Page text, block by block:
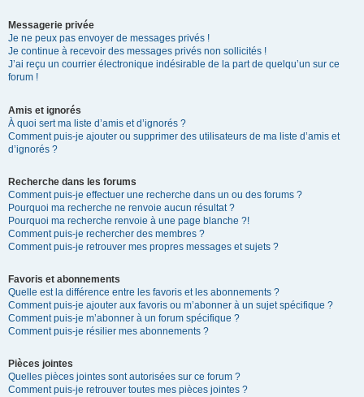
Messagerie privée
Je ne peux pas envoyer de messages privés !
Je continue à recevoir des messages privés non sollicités !
J’ai reçu un courrier électronique indésirable de la part de quelqu’un sur ce
forum !
Amis et ignorés
À quoi sert ma liste d’amis et d’ignorés ?
Comment puis-je ajouter ou supprimer des utilisateurs de ma liste d’amis et
d’ignorés ?
Recherche dans les forums
Comment puis-je effectuer une recherche dans un ou des forums ?
Pourquoi ma recherche ne renvoie aucun résultat ?
Pourquoi ma recherche renvoie à une page blanche ?!
Comment puis-je rechercher des membres ?
Comment puis-je retrouver mes propres messages et sujets ?
Favoris et abonnements
Quelle est la différence entre les favoris et les abonnements ?
Comment puis-je ajouter aux favoris ou m’abonner à un sujet spécifique ?
Comment puis-je m’abonner à un forum spécifique ?
Comment puis-je résilier mes abonnements ?
Pièces jointes
Quelles pièces jointes sont autorisées sur ce forum ?
Comment puis-je retrouver toutes mes pièces jointes ?